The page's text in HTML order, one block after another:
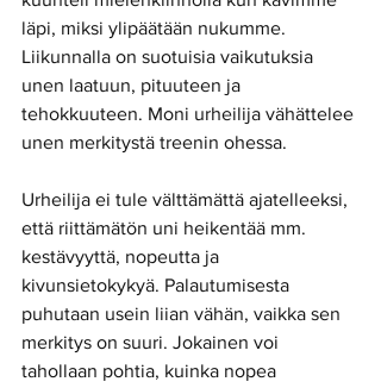
läpi, miksi ylipäätään nukumme.
Liikunnalla on suotuisia vaikutuksia
unen laatuun, pituuteen ja
tehokkuuteen. Moni urheilija vähättelee
unen merkitystä treenin ohessa.
Urheilija ei tule välttämättä ajatelleeksi,
että riittämätön uni heikentää mm.
kestävyyttä, nopeutta ja
kivunsietokykyä. Palautumisesta
puhutaan usein liian vähän, vaikka sen
merkitys on suuri. Jokainen voi
tahollaan pohtia, kuinka nopea